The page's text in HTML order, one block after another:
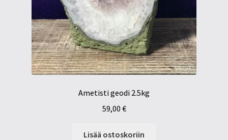
Ametisti geodi 2.5kg
59,00 €
Lisää ostoskoriin